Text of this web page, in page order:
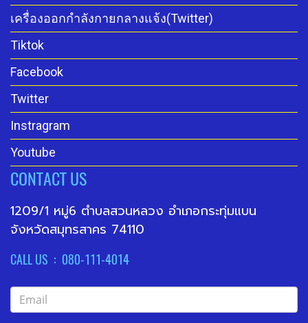
เครื่องออกกำลังกายกลางแจ้ง(Twitter)
Tiktok
Facebook
Twitter
Instragram
Youtube
CONTACT US
1209/1 หมู่6 ตำบลสวนหลวง อำเภอกระทุ่มแบน
จังหวัดสมุทรสาคร 74110
CALL US : 080-111-4014